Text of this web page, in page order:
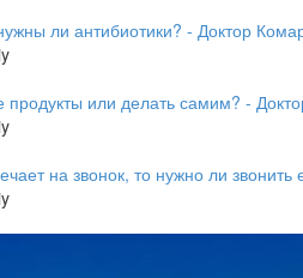
ли антибиотики? - Доктор
продукты или делать самим? -
на звонок, то нужно ли